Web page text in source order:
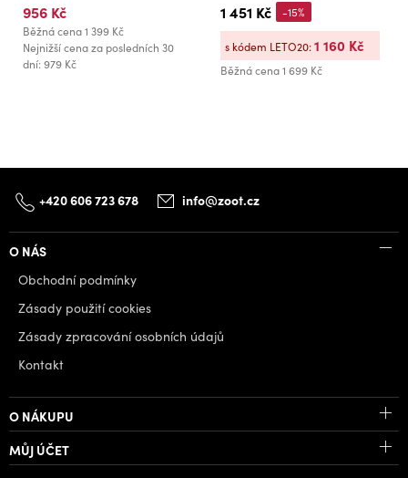
956 Kč
Běžná cena1 399 Kč
Nejnižší cena za posledních 30
dní: 979 Kč
1 451 Kč
Běžná cena1 699 Kč
-15%
s kódem LETO20:1 160 Kč
+420 606 723 678 info@zoot.cz
O NÁS
Obchodní podmínky
Zásady použití cookies
Zásady zpracování osobních údajů
Kontakt
O NÁKUPU
MŮJ ÚČET